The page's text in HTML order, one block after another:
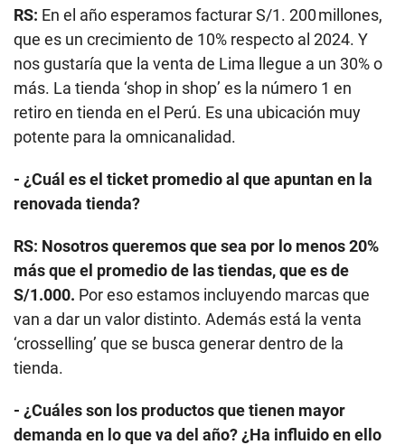
RS: En el año esperamos facturar S/1. 200 millones,
que es un crecimiento de 10% respecto al 2024. Y
nos gustaría que la venta de Lima llegue a un 30% o
más. La tienda ‘shop in shop’ es la número 1 en
retiro en tienda en el Perú. Es una ubicación muy
potente para la omnicanalidad.
- ¿Cuál es el ticket promedio al que apuntan en la
renovada tienda?
RS: Nosotros queremos que sea por lo menos 20%
más que el promedio de las tiendas, que es de
S/1.000. Por eso estamos incluyendo marcas que
van a dar un valor distinto. Además está la venta
‘crosselling’ que se busca generar dentro de la
tienda.
- ¿Cuáles son los productos que tienen mayor
demanda en lo que va del año? ¿Ha influido en ello